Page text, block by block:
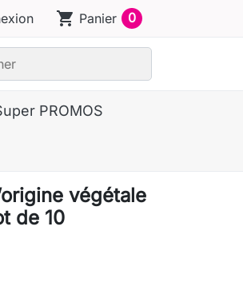
shopping_cart Panier 0
PROMOS
végétale
de 10